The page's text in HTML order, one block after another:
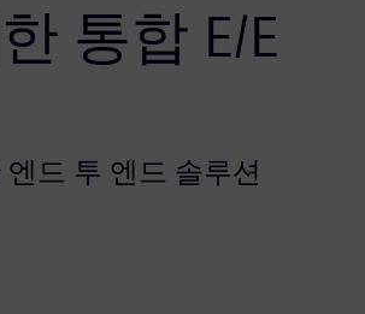
통합 E/E
드 투 엔드 솔루션